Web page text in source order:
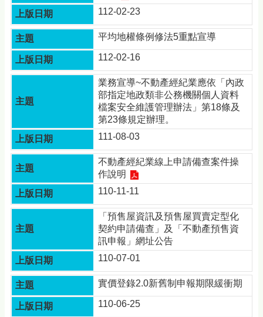
頁
導
常
Q&A
隱
私
告
版
宣
告
資
訊
安
112-02-23
平均地權條例修法5重點宣導
112-02-16
業務宣導~不動產經紀業應依「內政
部指定地政類非公務機關個人資料
檔案安全維護管理辦法」第18條及
第23條規定辦理。
111-08-03
不動產經紀業線上申請備查案件操
作說明
110-11-11
「預售屋資訊及預售屋買賣定型化
契約申請備查」及「不動產預售資
訊申報」網址公告
110-07-01
實價登錄2.0新舊制申報期限緩衝期
110-06-25